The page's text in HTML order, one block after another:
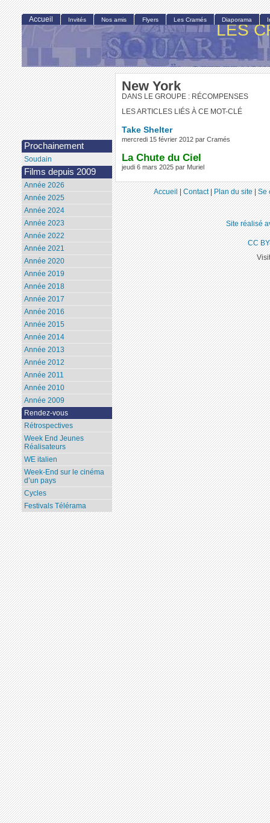
LES
New York
DANS LE GROUPE : RÉCOMPENSES
LES ARTICLES LIÉS À CE MOT-CLÉ
Take Shelter
mercredi 15 février 2012 par Cramés
La Chute du Ciel
jeudi 6 mars 2025 par Muriel
Accueil Invités Nos amis Flyers Les Cramés Diaporama
Prochainement
Soudain
Films depuis 2009
Année 2026
Année 2025
Année 2024
Année 2023
Année 2022
Année 2021
Année 2020
Année 2019
Année 2018
Année 2017
Année 2016
Année 2015
Année 2014
Année 2013
Année 2012
Année 2011
Année 2010
Année 2009
Rendez-vous
Rétrospectives
Week End Jeunes
Réalisateurs
WE italien
Week-End sur le cinéma
d’un pays
Cycles
Festivals Télérama
Accueil|Contact|Plan du site|Se
Site réalisé
CC